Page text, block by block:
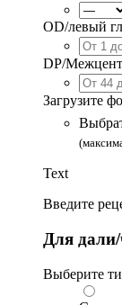
OD/левый
DP/
Загрузите
Text
Введите
Для
Выберите